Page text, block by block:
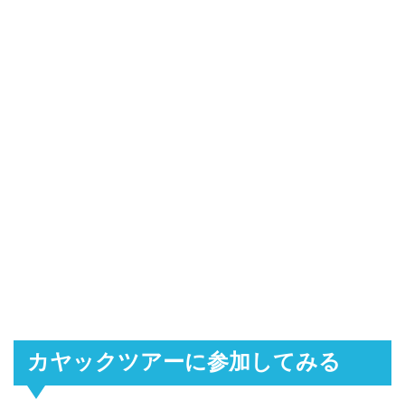
カヤックツアーに参加してみる